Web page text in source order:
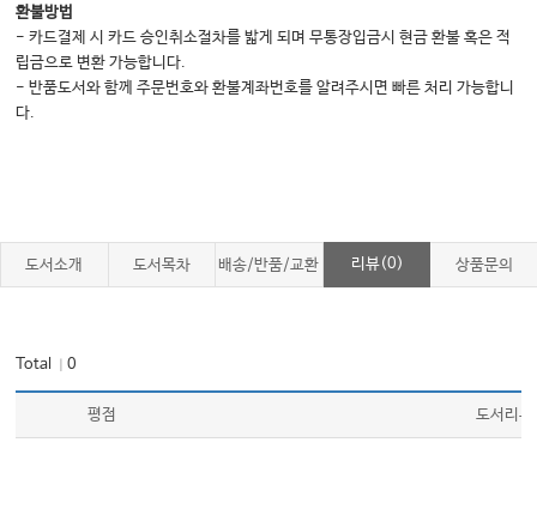
환불방법
- 카드결제 시 카드 승인취소절차를 밟게 되며 무통장입금시 현금 환불 혹은 적
립금으로 변환 가능합니다.
- 반품도서와 함께 주문번호와 환불계좌번호를 알려주시면 빠른 처리 가능합니
다.
도서소개 도서목차 배송/반품/교환 리뷰(0) 상품문의
Total ｜0
평점 도서리뷰